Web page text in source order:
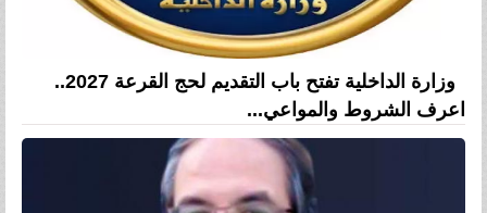
وزارة الداخلية تفتح باب التقديم لحج القرعة 2027..
اعرف الشروط والمواعي...